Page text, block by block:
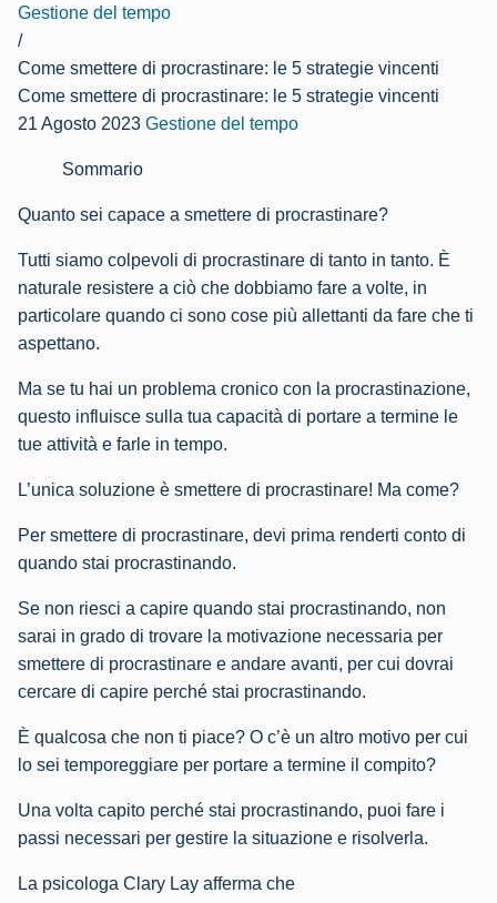
Gestione del tempo
/
Come smettere di procrastinare: le 5 strategie vincenti
Come smettere di procrastinare: le 5 strategie vincenti
21 Agosto 2023 Gestione del tempo
Sommario
Quanto sei capace a smettere di procrastinare?
Tutti siamo colpevoli di procrastinare di tanto in tanto. È
naturale resistere a ciò che dobbiamo fare a volte, in
particolare quando ci sono cose più allettanti da fare che ti
aspettano.
Ma se tu hai un problema cronico con la procrastinazione,
questo influisce sulla tua capacità di portare a termine le
tue attività e farle in tempo.
L’unica soluzione è smettere di procrastinare! Ma come?
Per smettere di procrastinare, devi prima renderti conto di
quando stai procrastinando.
Se non riesci a capire quando stai procrastinando, non
sarai in grado di trovare la motivazione necessaria per
smettere di procrastinare e andare avanti, per cui dovrai
cercare di capire perché stai procrastinando.
È qualcosa che non ti piace? O c’è un altro motivo per cui
lo sei temporeggiare per portare a termine il compito?
Una volta capito perché stai procrastinando, puoi fare i
passi necessari per gestire la situazione e risolverla.
La psicologa Clary Lay afferma che